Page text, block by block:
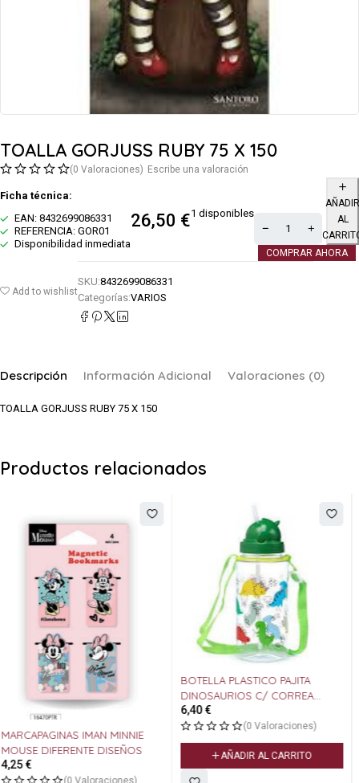
TOALLA GORJUSS RUBY 75 X 150
(0 Valoraciones) Escribe una valoración
Ficha técnica:
EAN: 8432699086331
REFERENCIA: GOR01
Disponibilidad inmediata
26,50 €1 disponibles
AÑADIR
AL
COMPRAR AHORA
Add to wishlist
SKU:8432699086331
Categorías:VARIOS
Descripción Información Adicional Valoraciones (0)
TOALLA GORJUSS RUBY 75 X 150
Productos relacionados
BOTELLA PLASTICO PAJITA
DINOSAURIOS C/ CORREA
GATMAN
€
AÑADIR AL CARRITO
PUZZLE MAD BLOCK 6 EN 1
ANIMALES
15,25
(0 Valoraciones)
AÑADIR AL CARRITO